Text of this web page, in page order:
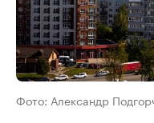
Фото: Александр